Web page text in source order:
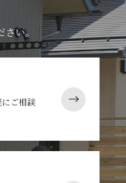
い。
ご相談